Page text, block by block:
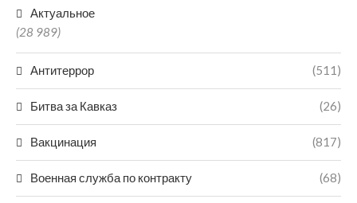
Актуальное
(28 989)
Антитеррор (511)
Битва за Кавказ (26)
Вакцинация (817)
Военная служба по контракту (68)